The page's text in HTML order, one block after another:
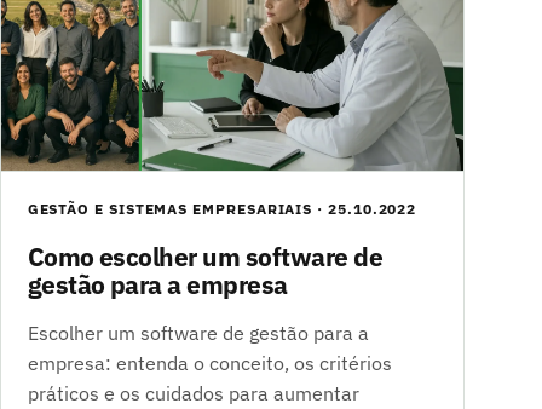
GESTÃO E SISTEMAS EMPRESARIAIS · 25.10.2022
Como escolher um software de
gestão para a empresa
Escolher um software de gestão para a
empresa: entenda o conceito, os critérios
práticos e os cuidados para aumentar